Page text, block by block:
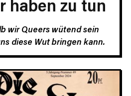
haben zu tun
wir Queers wütend sein
diese Wut bringen kann.